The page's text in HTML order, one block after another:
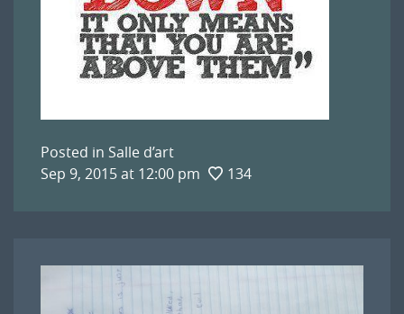
Posted in Salle d’art
Sep 9, 2015 at 12:00 pm
134